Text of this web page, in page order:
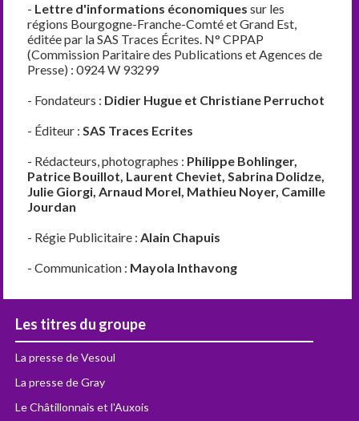
- Lettre d'informations économiques sur les
régions Bourgogne-Franche-Comté et Grand Est,
éditée par la SAS Traces Écrites. N° CPPAP
(Commission Paritaire des Publications et Agences de
Presse) : 0924 W 93299
- Fondateurs : Didier Hugue et Christiane Perruchot
- Éditeur :SAS Traces Ecrites
- Rédacteurs, photographes : Philippe Bohlinger,
Patrice Bouillot, Laurent Cheviet, Sabrina Dolidze,
Julie Giorgi, Arnaud Morel, Mathieu Noyer, Camille
Jourdan
- Régie Publicitaire :Alain Chapuis
- Communication : Mayola Inthavong
Les titres du groupe
La presse de Vesoul
La presse de Gray
Le Châtillonnais et l'Auxois